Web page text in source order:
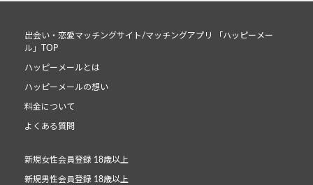
出会い・恋愛マッチングサイト/マッチングアプリ 「ハッピーメー
ル」TOP
ハッピーメールとは
ハッピーメールの想い
料金について
よくある質問
新規女性会員登録 18歳以上
新規男性会員登録 18歳以上